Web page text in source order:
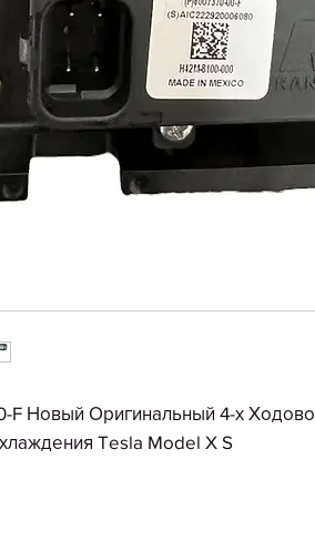
F Новый Оригинальный 4-х
Tesla Model X S